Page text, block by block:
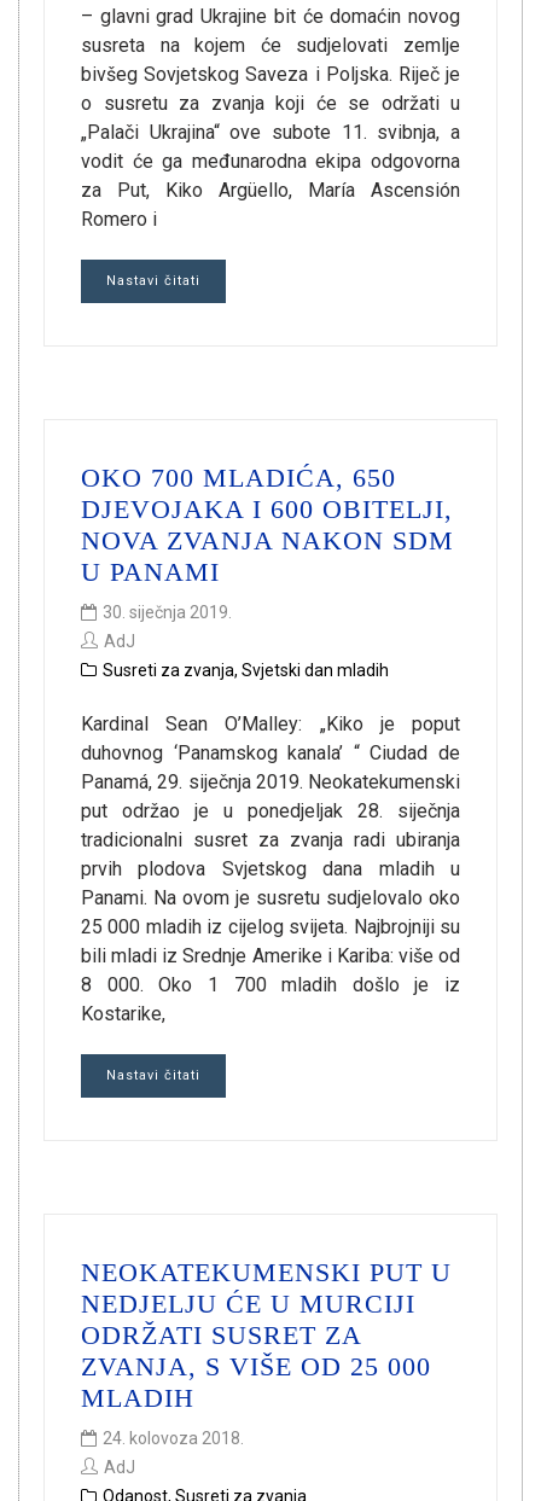
– glavni grad Ukrajine bit će domaćin novog
susreta na kojem će sudjelovati zemlje
bivšeg Sovjetskog Saveza i Poljska. Riječ je
o susretu za zvanja koji će se održati u
„Palači Ukrajina“ ove subote 11. svibnja, a
vodit će ga međunarodna ekipa odgovorna
za Put, Kiko Argüello, María Ascensión
Romero i
Nastavi čitati
OKO 700 MLADIĆA, 650
DJEVOJAKA I 600 OBITELJI,
NOVA ZVANJA NAKON SDM
U PANAMI
30. siječnja 2019.
AdJ
Susreti za zvanja, Svjetski dan mladih
Kardinal Sean O’Malley: „Kiko je poput
duhovnog ‘Panamskog kanala’ “ Ciudad de
Panamá, 29. siječnja 2019. Neokatekumenski
put održao je u ponedjeljak 28. siječnja
tradicionalni susret za zvanja radi ubiranja
prvih plodova Svjetskog dana mladih u
Panami. Na ovom je susretu sudjelovalo oko
25 000 mladih iz cijelog svijeta. Najbrojniji su
bili mladi iz Srednje Amerike i Kariba: više od
8 000. Oko 1 700 mladih došlo je iz
Kostarike,
Nastavi čitati
NEOKATEKUMENSKI PUT U
NEDJELJU ĆE U MURCIJI
ODRŽATI SUSRET ZA
ZVANJA, S VIŠE OD 25 000
MLADIH
24. kolovoza 2018.
AdJ
Odanost, Susreti za zvanja